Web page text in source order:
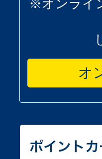
※オンライ
オ